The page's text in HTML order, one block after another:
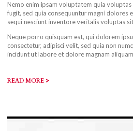
Nemo enim ipsam voluptatem quia
fugit, sed quia consequuntur magni dolores
sequi nesciunt inventore veritalis voluptas
Neque porro quisquam est, qui dolorem
consectetur, adipisci velit, sed quia non
incidunt ut labore et dolore magnam
READ MORE >